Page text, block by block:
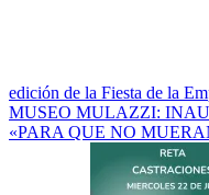
edición de la Fiesta de la
MUSEO MULAZZI:
«PARA QUE NO